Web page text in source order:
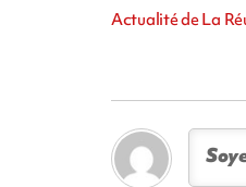
Actualité de La